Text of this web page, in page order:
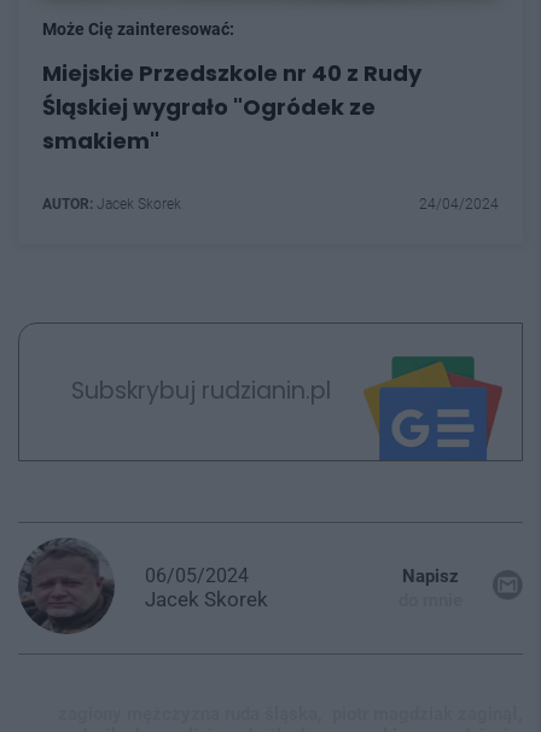
Może Cię zainteresować:
Miejskie Przedszkole nr 40 z Rudy
Śląskiej wygrało "Ogródek ze
smakiem"
AUTOR: Jacek Skorek 24/04/2024
Subskrybuj rudzianin.pl
06/05/2024
Jacek Skorek
Napisz